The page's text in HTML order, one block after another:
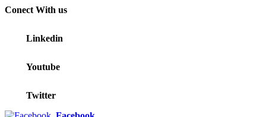
Conect With us
Linkedin
Youtube
Twitter